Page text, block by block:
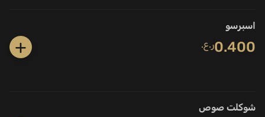
اسبرسو
0.400ر.ع. +
شوكلت صوص